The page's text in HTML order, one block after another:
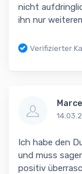
nicht
ihn nur
Verifizierter
Ich habe den
und muss
positiv